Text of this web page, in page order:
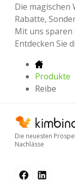
Die magischen
Rabatte,
Mit uns sparen
Entdecken Sie
Produkte
Reibe
Die neuesten
Nachlässe